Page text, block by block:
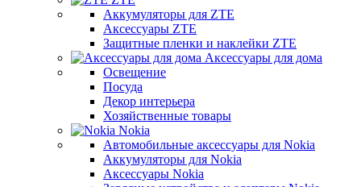
Аккумуляторы для ZTE
Аксессуары ZTE
Защитные пленки и наклейки ZTE
Аксессуары для дома
Освещение
Посуда
Декор интерьера
Хозяйственные товары
Nokia
Автомобильные аксессуары для Nokia
Аккумуляторы для Nokia
Аксессуары Nokia